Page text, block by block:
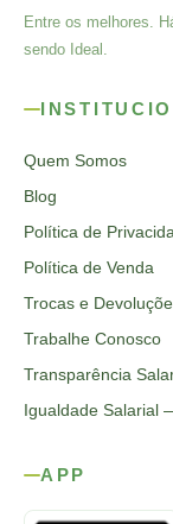
Entre os melhores.
sendo Ideal.
Quem Somos
Blog
Política de
Política de Venda
Trocas e
Trabalhe Conosco
Transparência
Igualdade Salarial
APP